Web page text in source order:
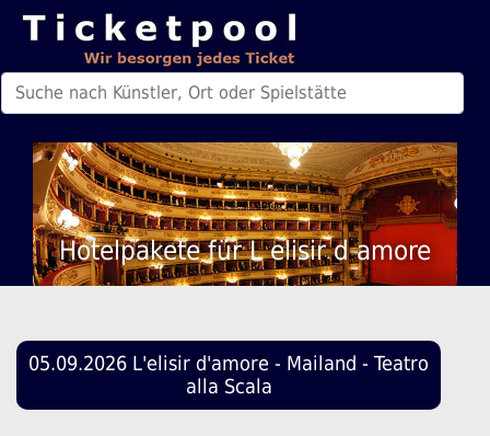
Hotelpakete für L elisir d amore
05.09.2026 L'elisir d'amore - Mailand - Teatro
alla Scala